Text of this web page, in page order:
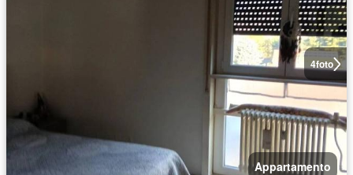
4foto
Appartamento